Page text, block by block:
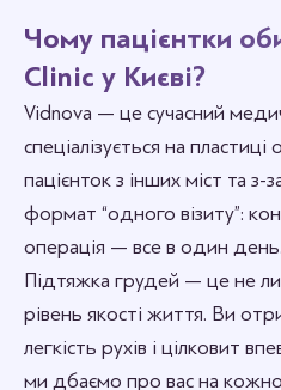
Чому пацієнтки
Clinic у Києві?
Vidnova — це сучасний
спеціалізується на
пацієнток з інших міст та
формат “одного візиту”:
операція — все в один день.
Підтяжка грудей — це не
рівень якості життя. Ви
легкість рухів і цілковит
ми дбаємо про вас на